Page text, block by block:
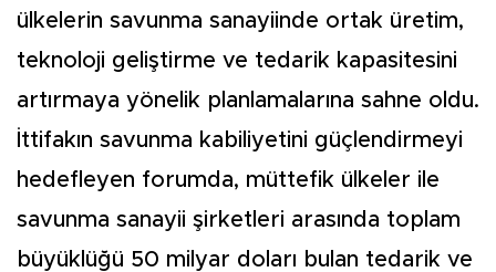
ülkelerin savunma sanayiinde ortak üretim,
teknoloji geliştirme ve tedarik kapasitesini
artırmaya yönelik planlamalarına sahne oldu.
İttifakın savunma kabiliyetini güçlendirmeyi
hedefleyen forumda, müttefik ülkeler ile
savunma sanayii şirketleri arasında toplam
büyüklüğü 50 milyar doları bulan tedarik ve